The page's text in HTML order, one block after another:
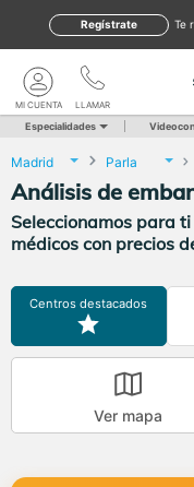
te
Regístrate
LLAMAR
MI CUENTA
Especialidades
Madrid Parla
Análisis de
Seleccionamos para
médicos con precios
Centros destacados
Ver mapa